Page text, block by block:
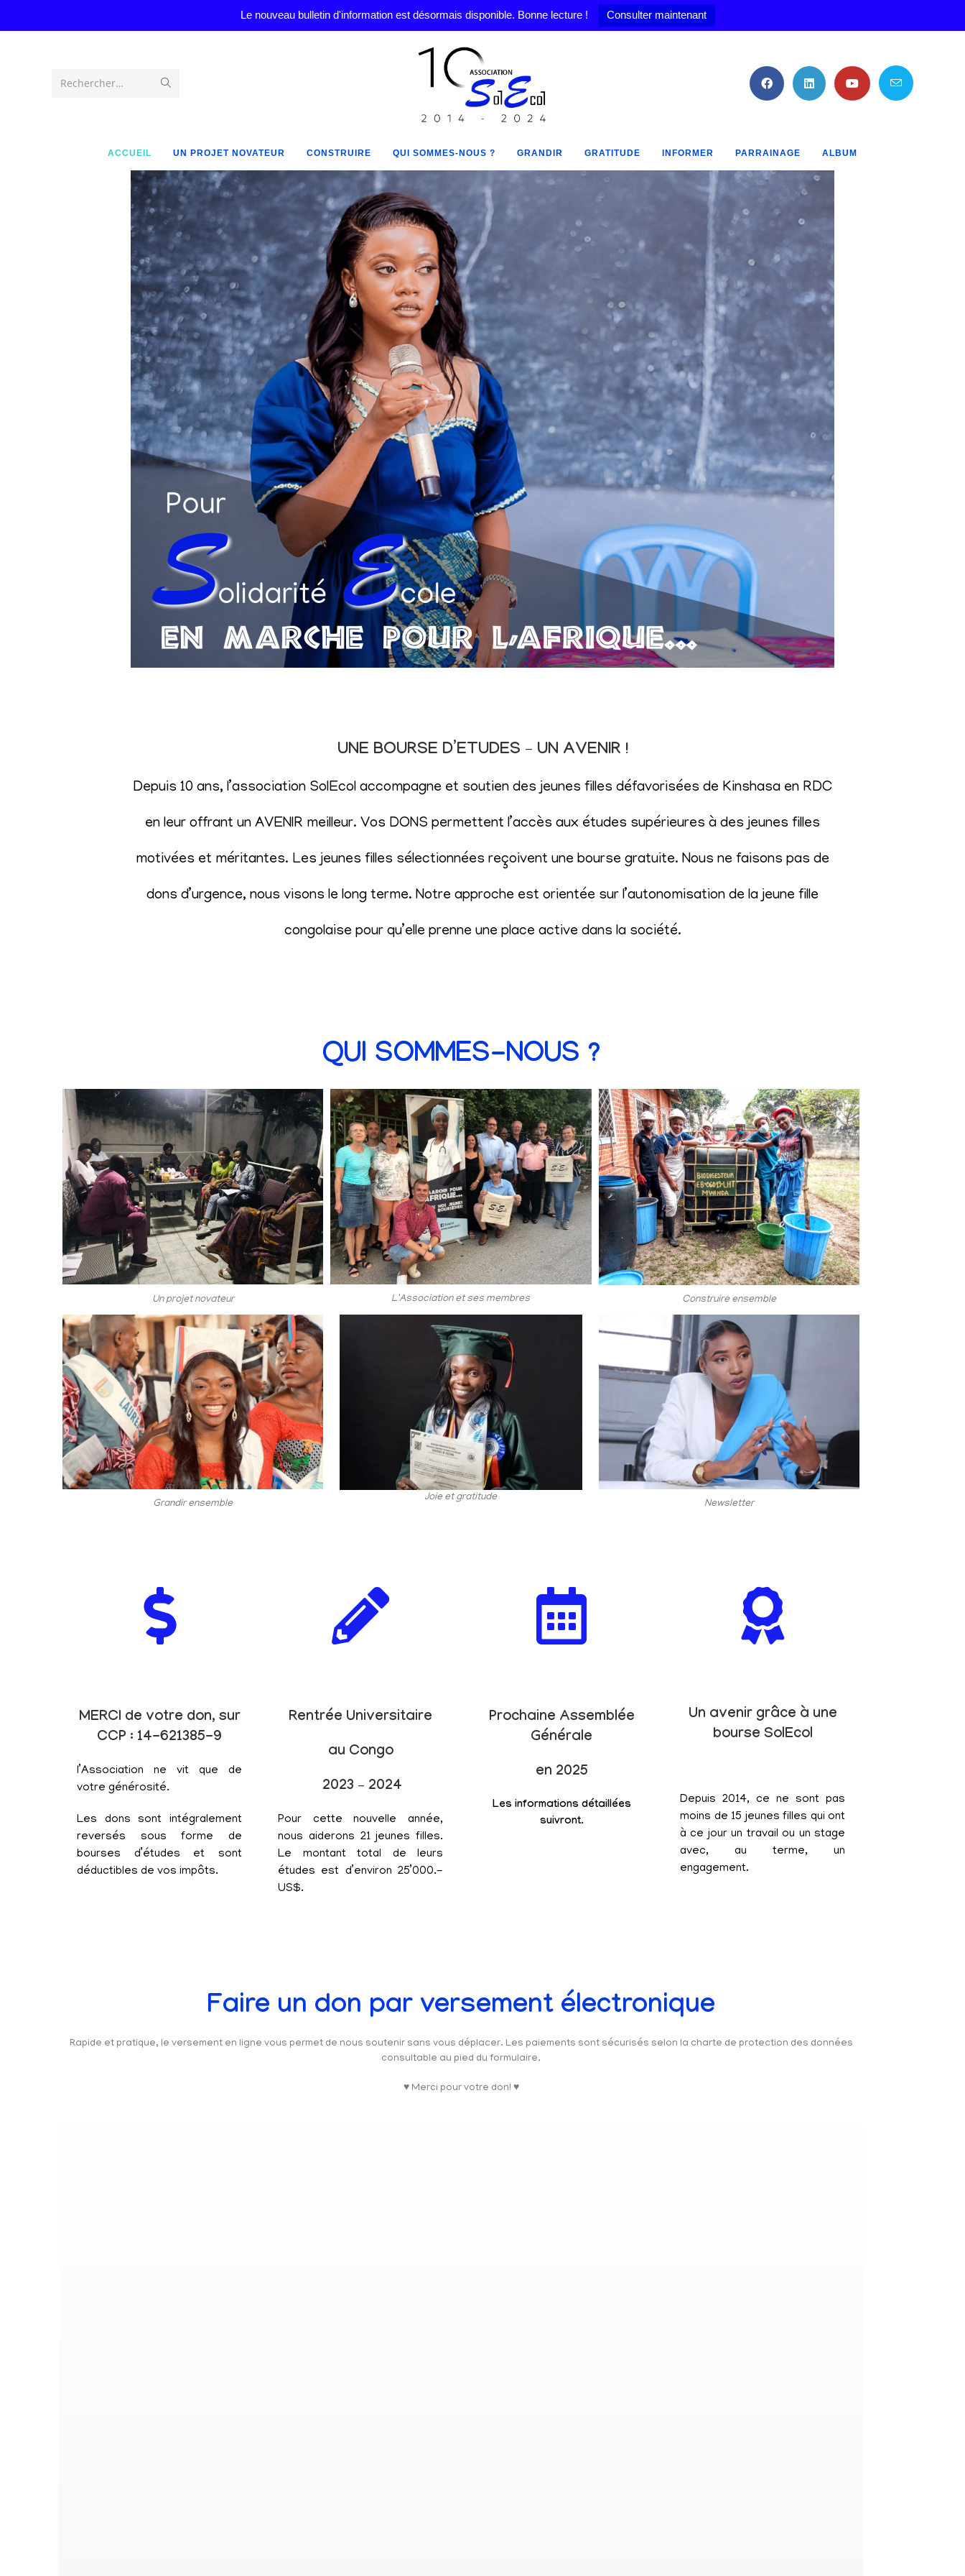
Le nouveau bulletin d'information est désormais disponible. Bonne lecture ! Consulter maintenant
Rechercher…
ACCUEIL UN PROJET NOVATEUR CONSTRUIRE QUI SOMMES-NOUS ? GRANDIR GRATITUDE INFORMER PARRAINAGE ALBUM
UNE BOURSE D’ETUDES – UN AVENIR !
Depuis 10 ans, l’association SolEcol accompagne et soutien des jeunes filles défavorisées de Kinshasa en RDC
en leur offrant un AVENIR meilleur. Vos DONS permettent l’accès aux études supérieures à des jeunes filles
motivées et méritantes. Les jeunes filles sélectionnées reçoivent une bourse gratuite. Nous ne faisons pas de
dons d’urgence, nous visons le long terme. Notre approche est orientée sur l’autonomisation de la jeune fille
congolaise pour qu’elle prenne une place active dans la société.
QUI SOMMES-NOUS ?
Un projet novateur L'Association et ses membres Construire ensemble
Grandir ensemble
Joie et gratitude
Newsletter
MERCI de votre don, sur
CCP : 14-621385-9
l’Association ne vit que de
votre générosité.
Les dons sont intégralement
reversés sous forme de
bourses d’études et sont
déductibles de vos impôts.
Rentrée Universitaire
au Congo
2023 – 2024
Pour cette nouvelle année,
nous aiderons 21 jeunes filles.
Le montant total de leurs
études est d’environ 25’000.-
US$.
Prochaine Assemblée
Générale
en 2025
Les informations détaillées
suivront.
Un avenir grâce à une
bourse SolEcol
Depuis 2014, ce ne sont pas
moins de 15 jeunes filles qui ont
à ce jour un travail ou un stage
avec, au terme, un
engagement.
Faire un don par versement électronique
Rapide et pratique, le versement en ligne vous permet de nous soutenir sans vous déplacer. Les paiements sont sécurisés selon la charte de protection des données
consultable au pied du formulaire.
♥ Merci pour votre don! ♥